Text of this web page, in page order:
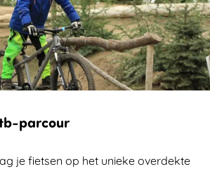
parcour
je fietsen op het unieke overdekte